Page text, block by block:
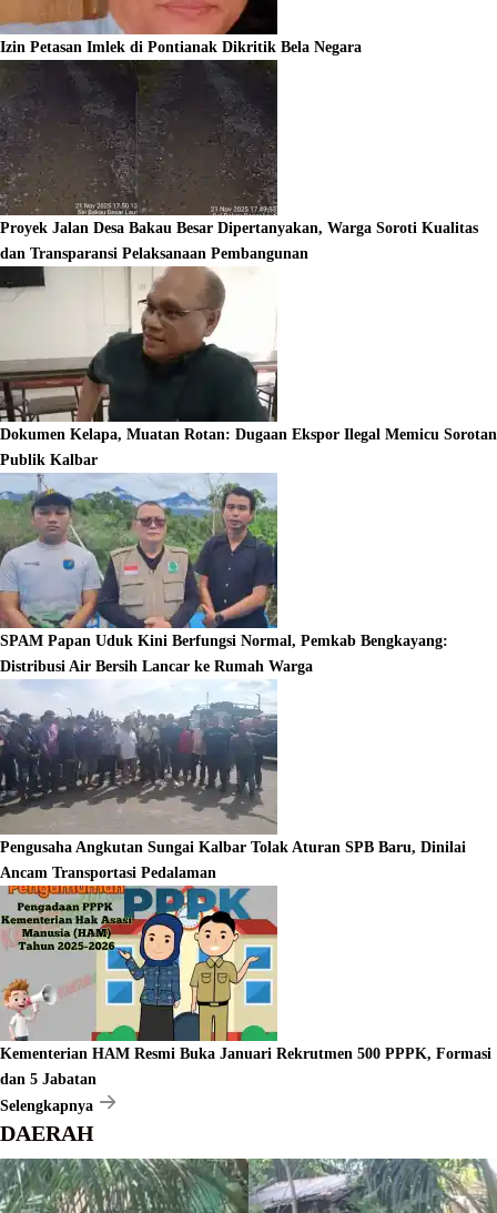
Izin Petasan Imlek di Pontianak Dikritik Bela Negara
Proyek Jalan Desa Bakau Besar Dipertanyakan, Warga Soroti Kualitas
dan Transparansi Pelaksanaan Pembangunan
Dokumen Kelapa, Muatan Rotan: Dugaan Ekspor Ilegal Memicu Sorotan
Publik Kalbar
SPAM Papan Uduk Kini Berfungsi Normal, Pemkab Bengkayang:
Distribusi Air Bersih Lancar ke Rumah Warga
Pengusaha Angkutan Sungai Kalbar Tolak Aturan SPB Baru, Dinilai
Ancam Transportasi Pedalaman
Kementerian HAM Resmi Buka Januari Rekrutmen 500 PPPK, Formasi
dan 5 Jabatan
Selengkapnya
DAERAH